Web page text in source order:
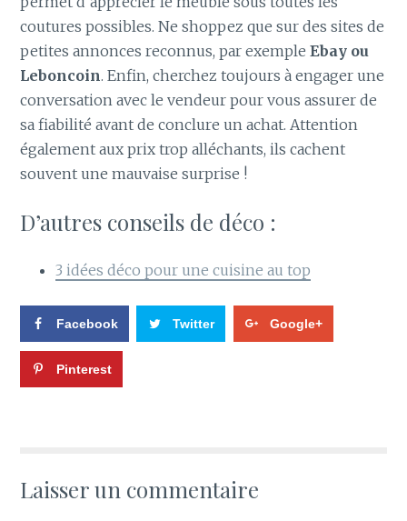
coutures possibles. Ne shoppez que sur des sites de
petites annonces reconnus, par exempleEbay ou
Leboncoin. Enfin, cherchez toujours à engager une
conversation avec le vendeur pour vous assurer de
sa fiabilité avant de conclure un achat. Attention
également aux prix trop alléchants, ils cachent
souvent une mauvaise surprise !
D’autres conseils de déco :
3 idées déco pour une cuisine au top
Facebook Twitter Google+
Pinterest
Laisser un commentaire